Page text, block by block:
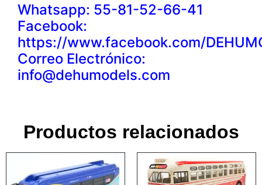
Whatsapp: 55-81-52-66-41
Facebook:
https://www.facebook.com/
Correo Electrónico:
info@dehumodels.com
Productos relacionados